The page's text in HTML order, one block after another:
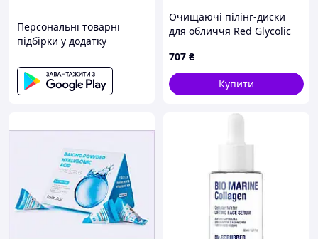
Персональні товарні
підбірки у додатку
Очищаючі пілінг-диски
для обличчя Red Glycolic
100 шт, B8X34M6897
707 ₴
Купити